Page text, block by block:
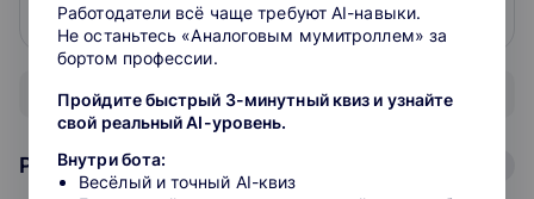
Показать все отзывы
Рейтинг школ: Иностранные языки
Работодатели всё чаще требуют AI-навыки.
Не останьтесь «Аналоговым мумитроллем» за
бортом профессии.
Пройдите быстрый 3-минутный квиз и узнайте
свой реальный AI-уровень.
Внутри бота:
Весёлый и точный AI-квиз